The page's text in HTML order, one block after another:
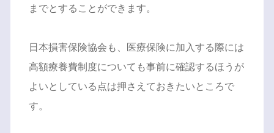
までとすることができます。
日本損害保険協会も、医療保険に加入する際には
高額療養費制度についても事前に確認するほうが
よいとしている点は押さえておきたいところで
す。